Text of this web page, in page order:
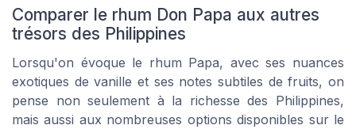
Comparer le rhum Don Papa aux autres
trésors des Philippines
Lorsqu'on évoque le rhum Papa, avec ses nuances
exotiques de vanille et ses notes subtiles de fruits, on
pense non seulement à la richesse des Philippines,
mais aussi aux nombreuses options disponibles sur le